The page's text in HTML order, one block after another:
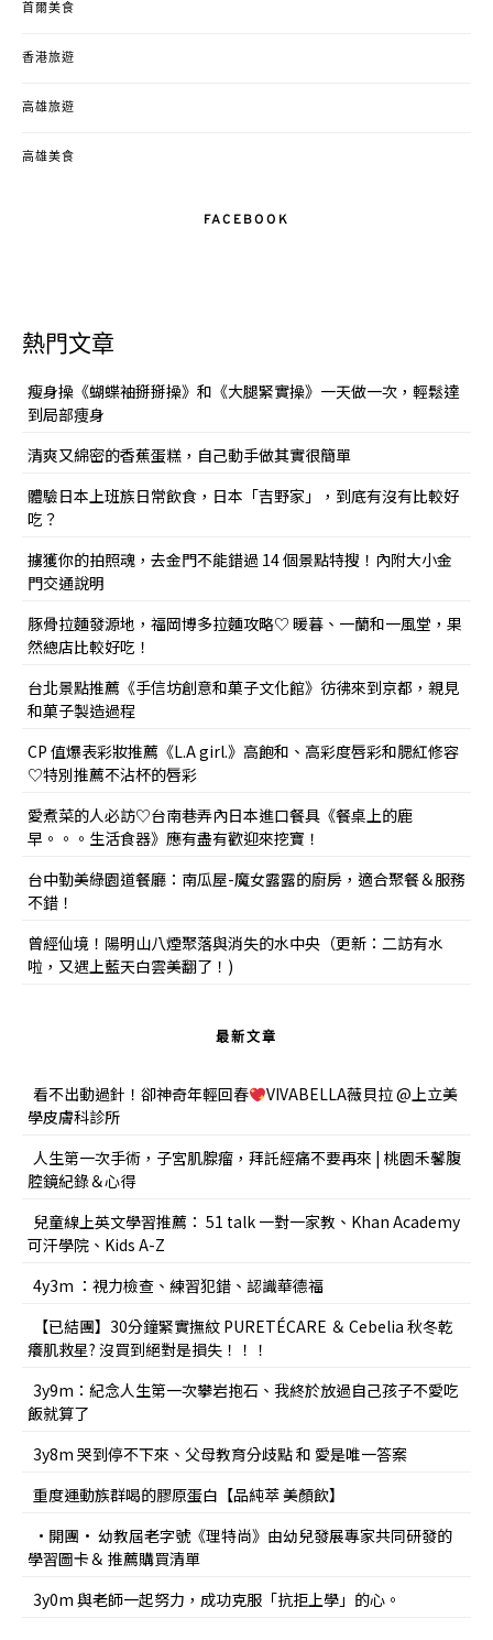
首爾美食
香港旅遊
高雄旅遊
高雄美食
FACEBOOK
熱門文章
瘦身操《蝴蝶袖掰掰操》和《大腿緊實操》一天做一次，輕鬆達
到局部痩身
清爽又綿密的香蕉蛋糕，自己動手做其實很簡單
體驗日本上班族日常飲食，日本「吉野家」，到底有沒有比較好
吃？
擄獲你的拍照魂，去金門不能錯過 14 個景點特搜！內附大小金
門交通說明
豚骨拉麵發源地，福岡博多拉麵攻略♡ 暖暮、一蘭和一風堂，果
然總店比較好吃！
台北景點推薦《手信坊創意和菓子文化館》彷彿來到京都，親見
和菓子製造過程
CP 值爆表彩妝推薦《L.A girl.》高飽和、高彩度唇彩和腮紅修容
♡特別推薦不沾杯的唇彩
愛煮菜的人必訪♡台南巷弄內日本進口餐具《餐桌上的鹿
早。。。生活食器》應有盡有歡迎來挖寶！
台中勤美綠園道餐廳：南瓜屋-魔女露露的廚房，適合聚餐＆服務
不錯！
曾經仙境！陽明山八煙聚落與消失的水中央（更新：二訪有水
啦，又遇上藍天白雲美翻了！)
最新文章
看不出動過針！卻神奇年輕回春
VIVABELLA薇貝拉 @上立美
學皮膚科診所
人生第一次手術，子宮肌腺瘤，拜託經痛不要再來 | 桃園禾馨腹
腔鏡紀錄＆心得
兒童線上英文學習推薦： 51 talk 一對一家教、Khan Academy
可汗學院、Kids A-Z
4y3m ：視力檢查、練習犯錯、認識華德福
【已結團】30分鐘緊實撫紋 PURETÉCARE ＆ Cebelia 秋冬乾
癢肌救星? 沒買到絕對是損失！！！
3y9m：紀念人生第一次攀岩抱石、我終於放過自己孩子不愛吃
飯就算了
3y8m 哭到停不下來、父母教育分歧點 和 愛是唯一答案
重度運動族群喝的膠原蛋白【品純萃 美顏飲】
•開團• 幼教屆老字號《理特尚》由幼兒發展專家共同研發的
學習圖卡＆ 推薦購買清單
3y0m 與老師一起努力，成功克服「抗拒上學」的心。